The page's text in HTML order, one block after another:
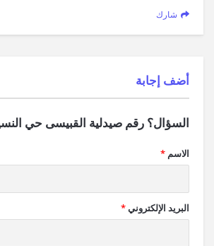
شارك
‫أضف إجابة
السؤال؟ رقم صيدلية القبيسى حي
الاسم *
البريد الإلكتروني*